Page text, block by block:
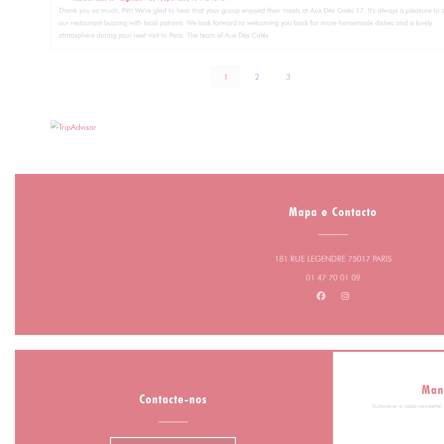
Thank you so much, Pitt! We're glad to hear that your group enjoyed their meals at Aux Dés Calés 17. It's always a pleasure to
our restaurant buzzing with local patrons. We look forward to welcoming you back for more homemade dishes and a lovely
atmosphere during your next visit to Paris. The team of Aux Dés Calés.
1 2 3
Mapa e Contacto
181 RUE LEGENDRE 75017 PARIS((abre numa
01 47 70 01 09
Facebook ((abre numa nova
Instagram ((abre numa
Contacte-nos Subscrever a nossa